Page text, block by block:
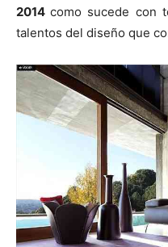
2014como sucede con
talentos del diseño que